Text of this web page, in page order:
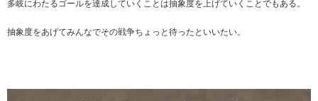
多岐にわたるゴールを達成していくことは抽象度を上げていくことでもある。
抽象度をあげてみんなでその戦争ちょっと待ったといいたい。